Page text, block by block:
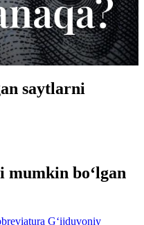
saytlarni
mumkin bo‘lgan
G‘ijduvoniy